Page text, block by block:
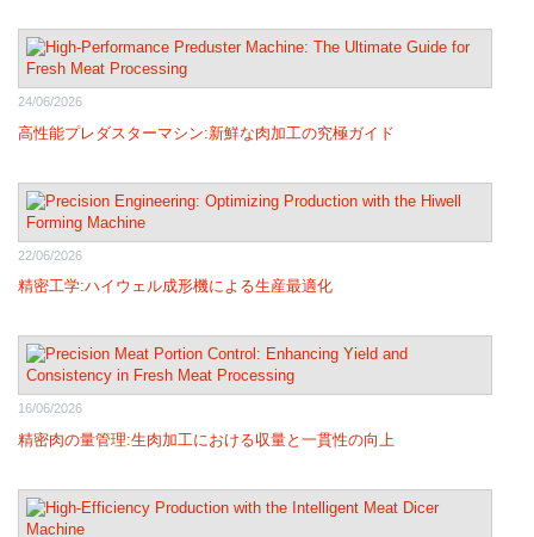
24/06/2026
高性能プレダスターマシン:新鮮な肉加工の究極ガイド
22/06/2026
精密工学:ハイウェル成形機による生産最適化
16/06/2026
精密肉の量管理:生肉加工における収量と一貫性の向上